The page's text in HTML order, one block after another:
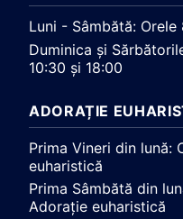
Luni - Sâmbătă: Orele
Duminica și
10:30 și 18:00
ADORAȚIE
Prima Vineri din lună:
euharistică
Prima Sâmbătă din
Adorație euharistică